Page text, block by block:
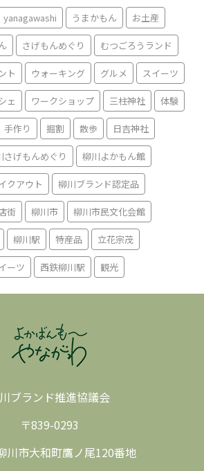
yanagawashi うまかもん お土産
さげもんめぐり むつごろうランド
ト ウォーキング グルメ スイーツ
ェ ワークショップ 三柱神社 体験
手作り 掘割 散歩 日吉神社
さげもんめぐり 柳川よかもん館
クアウト 柳川ブランド認定品
街 柳川市 柳川市民文化会館
柳川駅 特産品 立花宗茂
ーツ 西鉄柳川駅 観光
ブランド推進協議会
〒839-0293
川市大和町鷹ノ尾120番地